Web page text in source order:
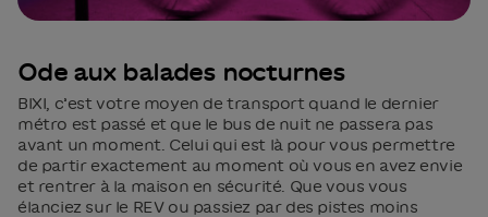
Ode aux balades nocturnes
BIXI, c’est votre moyen de transport quand le dernier
métro est passé et que le bus de nuit ne passera pas
avant un moment. Celui qui est là pour vous permettre
de partir exactement au moment où vous en avez envie
et rentrer à la maison en sécurité. Que vous vous
élanciez sur le REV ou passiez par des pistes moins